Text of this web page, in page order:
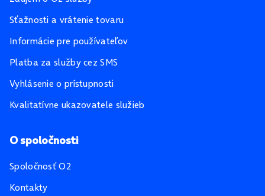
Sťažnosti a vrátenie tovaru
Informácie pre používateľov
Platba za služby cez SMS
Vyhlásenie o prístupnosti
Kvalitatívne ukazovatele služieb
O spoločnosti
Spoločnosť O2
Kontakty